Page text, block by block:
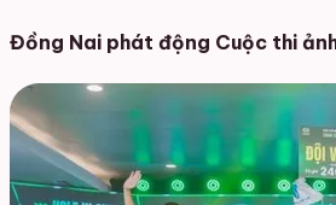
Đồng Nai phát động Cuộc thi